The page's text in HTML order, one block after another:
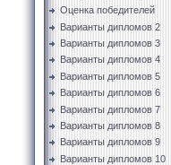
Оценка победителей
Варианты дипломов 2
Варианты дипломов 3
Варианты дипломов 4
Варианты дипломов 5
Варианты дипломов 6
Варианты дипломов 7
Варианты дипломов 8
Варианты дипломов 9
Варианты дипломов 10